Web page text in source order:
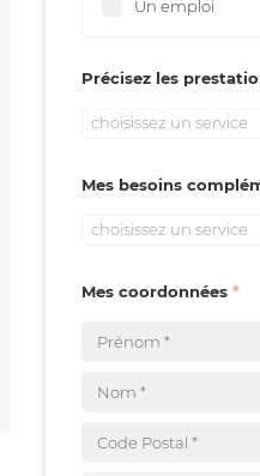
Un emploi
Précisez les
choisissez un service
Mes besoins
choisissez un service
Mes coordonnées